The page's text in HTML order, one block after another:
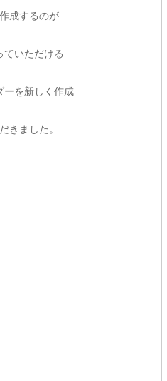
成するのが
ていただける
ーを新しく作成
きました。